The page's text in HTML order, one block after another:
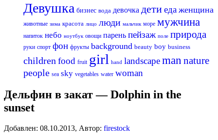
Девушка бизнес вода девочка детиеда женщина
животные зима красота лицо люди мальчик море мужчина
напиток небо ноутбук овощи парень пейзаж поле природа
руки спорт фон фрукты background beauty boy business
childrenfood fruit girl hand landscapeman nature
people sea sky vegetables water woman
Дельфин в закат — Dolphin in the
sunset
Добавлен: 08.10.2013, Автор: firestock